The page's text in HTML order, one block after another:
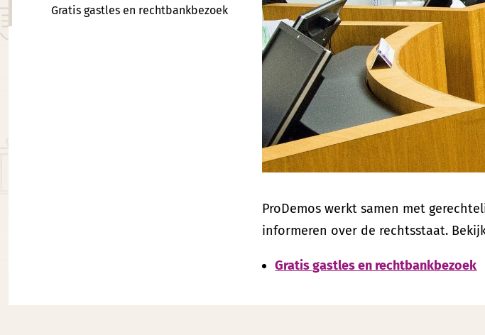
Gratis gastles en rechtbankbezoek
ProDemos werkt samen met
informeren over de rechtsstaat.
Gratis gastles en rechtbankbezoek